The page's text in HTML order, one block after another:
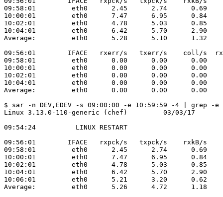
09:58:01         eth0      2.45      2.74      0.69
10:00:01         eth0      7.47      6.95      0.84
10:02:01         eth0      4.78      5.03      0.85
10:04:01         eth0      6.42      5.70      2.90
Average:         eth0      5.28      5.10      1.32
09:56:01        IFACE   rxerr/s   txerr/s    coll/s
09:58:01         eth0      0.00      0.00      0.00
10:00:01         eth0      0.00      0.00      0.00
10:02:01         eth0      0.00      0.00      0.00
10:04:01         eth0      0.00      0.00      0.00
Average:         eth0      0.00      0.00      0.00
$ sar -n DEV,EDEV -s 09:00:00 -e 10:59:59 -4 | grep -e
Linux 3.13.0-110-generic (chef)         03/03/17
09:54:24          LINUX RESTART
09:56:01        IFACE   rxpck/s   txpck/s    rxkB/s
09:58:01         eth0      2.45      2.74      0.69
10:00:01         eth0      7.47      6.95      0.84
10:02:01         eth0      4.78      5.03      0.85
10:04:01         eth0      6.42      5.70      2.90
10:06:01         eth0      5.21      3.20      0.62
Average:         eth0      5.26      4.72      1.18